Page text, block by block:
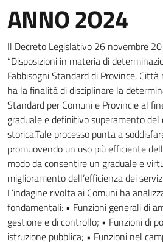
ANNO 2O24
Il Decreto Legislativo 26 novembre
“Disposizioni in materia di
Fabbisogni Standard di Province,
ha la finalità di disciplinare la
Standard per Comuni e Provincie al
graduale e definitivo superamento del
storica.Tale processo punta a
promuovendo un uso più efficiente
modo da consentire un graduale e
miglioramento dell’efficienza dei
L’indagine rivolta ai Comuni ha
fondamentali: • Funzioni generali di
gestione e di controllo; • Funzioni di
istruzione pubblica; • Funzioni nel